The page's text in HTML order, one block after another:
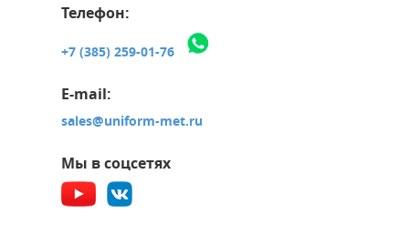
Телефон:
+7 (385) 259-01-76
E-mail:
sales@uniform-met.ru
Мы в соцсетях